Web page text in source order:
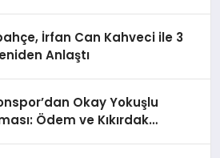
İrfan Can Kahveci ile 3
Anlaştı
Okay Yokuşlu
Ödem ve Kıkırdak